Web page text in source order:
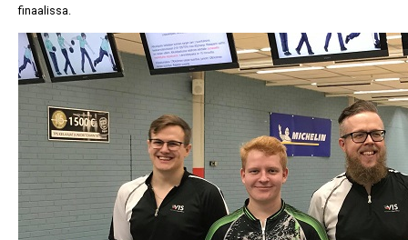
finaalissa.